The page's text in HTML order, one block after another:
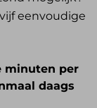
eenvoudige
minuten per
daags